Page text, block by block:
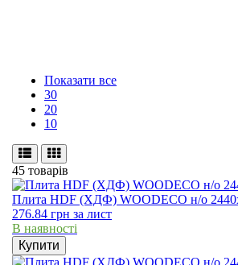
Показати все
30
20
10
45 товарів
Плита HDF (ХДФ) WOODECO н/о
276.84 грн за лист
В наявності
Купити